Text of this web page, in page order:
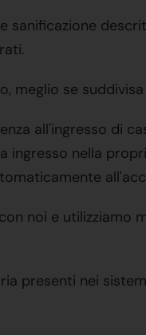
sanificazione
meglio se
all'ingresso di
ingresso nella
noi e utilizziamo
presenti nei